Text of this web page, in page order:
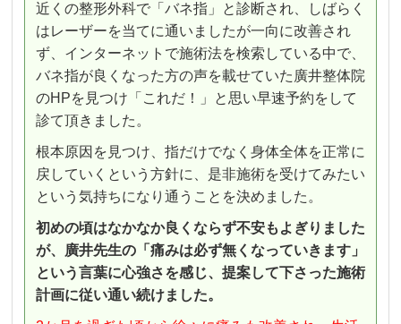
近くの整形外科で「バネ指」と診断され、しばらく
はレーザーを当てに通いましたが一向に改善され
ず、インターネットで施術法を検索している中で、
バネ指が良くなった方の声を載せていた廣井整体院
のHPを見つけ「これだ！」と思い早速予約をして
診て頂きました。
根本原因を見つけ、指だけでなく身体全体を正常に
戻していくという方針に、是非施術を受けてみたい
という気持ちになり通うことを決めました。
初めの頃はなかなか良くならず不安もよぎりました
が、廣井先生の「痛みは必ず無くなっていきます」
という言葉に心強さを感じ、提案して下さった施術
計画に従い通い続けました。